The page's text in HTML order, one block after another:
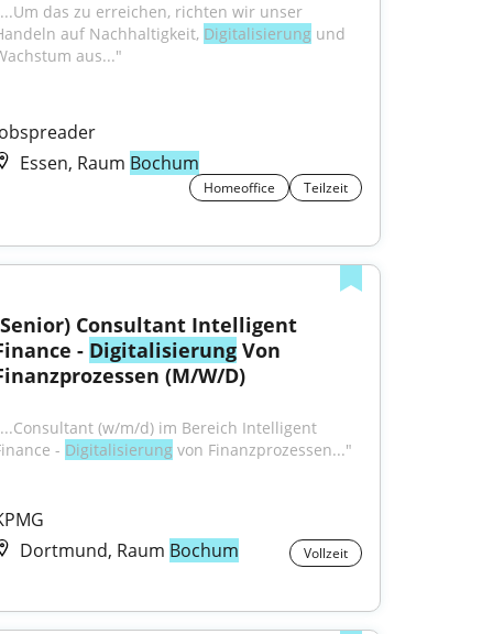
das zu erreichen, richten wir unser
auf Nachhaltigkeit, Digitalisierung und
aus..."
Essen, Raum Bochum
Homeoffice Teilzeit
Consultant Intelligent
- Digitalisierung Von
(M/W/D)
(w/m/d) im Bereich Intelligent
- Digitalisierung von Finanzprozessen..."
Dortmund, Raum Bochum Vollzeit